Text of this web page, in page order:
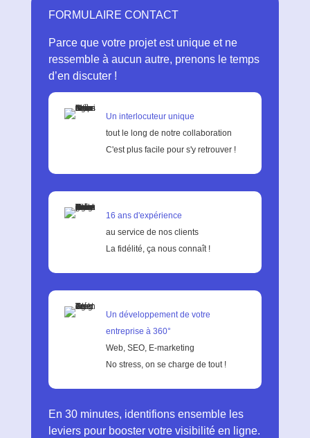
FORMULAIRE CONTACT
Parce que votre projet est unique et ne
ressemble à aucun autre, prenons le temps
d’en discuter !
Un interlocuteur unique
tout le long de notre collaboration
C'est plus facile pour s'y retrouver !
16 ans d'expérience
au service de nos clients
La fidélité, ça nous connaît !
Un développement de votre
entreprise à 360°
Web, SEO, E-marketing
No stress, on se charge de tout !
En 30 minutes, identifions ensemble les
leviers pour booster votre visibilité en ligne.